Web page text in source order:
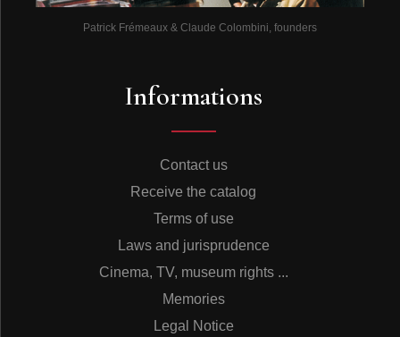
Patrick Frémeaux & Claude Colombini, founders
Informations
Contact us
Receive the catalog
Terms of use
Laws and jurisprudence
Cinema, TV, museum rights ...
Memories
Legal Notice